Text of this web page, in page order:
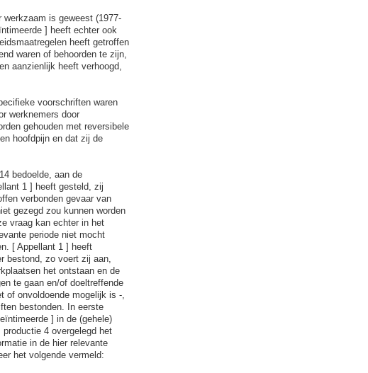
is geweest (1977-
] heeft echter ook
heeft getroffen
waren of behoorden te zijn,
aanzienlijk heeft verhoogd,
voorschriften waren
werknemers door
gehouden met reversibele
hoofdpijn en dat zij de
bedoelde, aan de
1 ] heeft gesteld, zij
verbonden gevaar van
gezegd zou kunnen worden
vraag kan echter in het
periode niet mocht
[ Appellant 1 ] heeft
bestond, zo voert zij aan,
het ontstaan en de
te gaan en/of doeltreffende
of onvoldoende mogelijk is -,
bestonden. In eerste
] in de (gehele)
4 overgelegd het
in de hier relevante
het volgende vermeld: